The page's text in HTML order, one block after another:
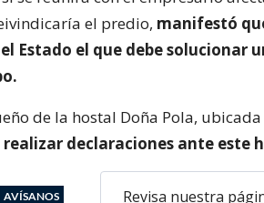
el predio, manifestó
Estado el que debe solucionar
de la hostal Doña Pola,
realizar declaraciones ante este
AVÍSANOS Revisa nuestra